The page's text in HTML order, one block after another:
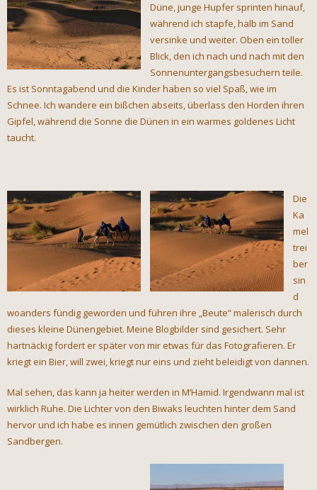
Düne, junge Hupfer sprinten hinauf,
während ich stapfe, halb im Sand
versinke und weiter. Oben ein toller
Blick, den ich nach und nach mit den
Sonnenuntergangsbesuchern teile.
Es ist Sonntagabend und die Kinder haben so viel Spaß, wie im
Schnee. Ich wandere ein bißchen abseits, überlass den Horden ihren
Gipfel, während die Sonne die Dünen in ein warmes goldenes Licht
taucht.
Die
Ka
mel
trei
ber
sin
d
woanders fündig geworden und führen ihre „Beute“ malerisch durch
dieses kleine Dünengebiet. Meine Blogbilder sind gesichert. Sehr
hartnäckig fordert er später von mir etwas für das Fotografieren. Er
kriegt ein Bier, will zwei, kriegt nur eins und zieht beleidigt von dannen.
Mal sehen, das kann ja heiter werden in M’Hamid. Irgendwann mal ist
wirklich Ruhe. Die Lichter von den Biwaks leuchten hinter dem Sand
hervor und ich habe es innen gemütlich zwischen den großen
Sandbergen.